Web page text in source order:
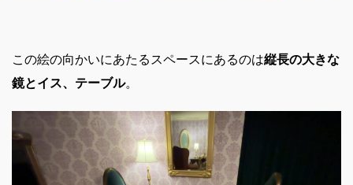
この絵の向かいにあたるスペースにあるのは縦長の大きな
鏡とイス、テーブル。